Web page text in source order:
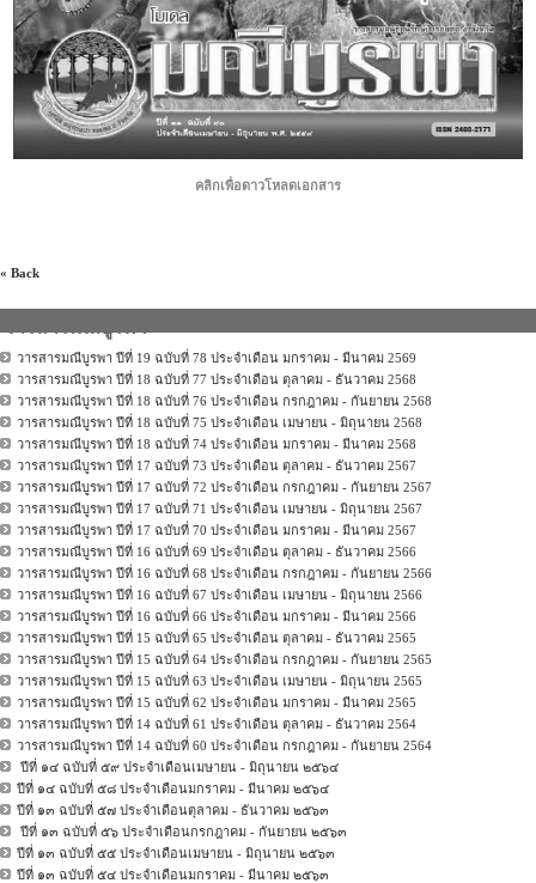
คลิกเพื่อดาวโหลดเอกสาร
« Back
วารสารมณีบูรพา ปีที่ 19 ฉบับที่ 78 ประจำเดือน มกราคม - มีนาคม 2569
วารสารมณีบูรพา ปีที่ 18 ฉบับที่ 77 ประจำเดือน ตุลาคม - ธันวาคม 2568
วารสารมณีบูรพา ปีที่ 18 ฉบับที่ 76 ประจำเดือน กรกฎาคม - กันยายน 2568
วารสารมณีบูรพา ปีที่ 18 ฉบับที่ 75 ประจำเดือน เมษายน - มิถุนายน 2568
วารสารมณีบูรพา ปีที่ 18 ฉบับที่ 74 ประจำเดือน มกราคม - มีนาคม 2568
วารสารมณีบูรพา ปีที่ 17 ฉบับที่ 73 ประจำเดือน ตุลาคม - ธันวาคม 2567
วารสารมณีบูรพา ปีที่ 17 ฉบับที่ 72 ประจำเดือน กรกฎาคม - กันยายน 2567
วารสารมณีบูรพา ปีที่ 17 ฉบับที่ 71 ประจำเดือน เมษายน - มิถุนายน 2567
วารสารมณีบูรพา ปีที่ 17 ฉบับที่ 70 ประจำเดือน มกราคม - มีนาคม 2567
วารสารมณีบูรพา ปีที่ 16 ฉบับที่ 69 ประจำเดือน ตุลาคม - ธันวาคม 2566
วารสารมณีบูรพา ปีที่ 16 ฉบับที่ 68 ประจำเดือน กรกฎาคม - กันยายน 2566
วารสารมณีบูรพา ปีที่ 16 ฉบับที่ 67 ประจำเดือน เมษายน - มิถุนายน 2566
วารสารมณีบูรพา ปีที่ 16 ฉบับที่ 66 ประจำเดือน มกราคม - มีนาคม 2566
วารสารมณีบูรพา ปีที่ 15 ฉบับที่ 65 ประจำเดือน ตุลาคม - ธันวาคม 2565
วารสารมณีบูรพา ปีที่ 15 ฉบับที่ 64 ประจำเดือน กรกฎาคม - กันยายน 2565
วารสารมณีบูรพา ปีที่ 15 ฉบับที่ 63 ประจำเดือน เมษายน - มิถุนายน 2565
วารสารมณีบูรพา ปีที่ 15 ฉบับที่ 62 ประจำเดือน มกราคม - มีนาคม 2565
วารสารมณีบูรพา ปีที่ 14 ฉบับที่ 61 ประจำเดือน ตุลาคม - ธันวาคม 2564
วารสารมณีบูรพา ปีที่ 14 ฉบับที่ 60 ประจำเดือน กรกฎาคม - กันยายน 2564
ปีที่ ๑๔ ฉบับที่ ๕๙ ประจำเดือนเมษายน - มิถุนายน ๒๕๖๔
ปีที่ ๑๔ ฉบับที่ ๕๘ ประจำเดือนมกราคม - มีนาคม ๒๕๖๔
ปีที่ ๑๓ ฉบับที่ ๕๗ ประจำเดือนตุลาคม - ธันวาคม ๒๕๖๓
ปีที่ ๑๓ ฉบับที่ ๕๖ ประจำเดือนกรกฎาคม - กันยายน ๒๕๖๓
ปีที่ ๑๓ ฉบับที่ ๕๕ ประจำเดือนเมษายน - มิถุนายน ๒๕๖๓
ปีที่ ๑๓ ฉบับที่ ๕๔ ประจำเดือนมกราคม - มีนาคม ๒๕๖๓